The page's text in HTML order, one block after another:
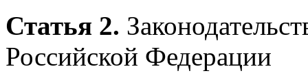
Статья 2.
Российской Федерации